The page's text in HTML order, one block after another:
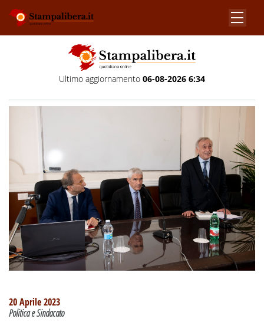
Ultimo aggiornamento 06-08-2026 6:34
20 Aprile 2023
Politica e Sindacato